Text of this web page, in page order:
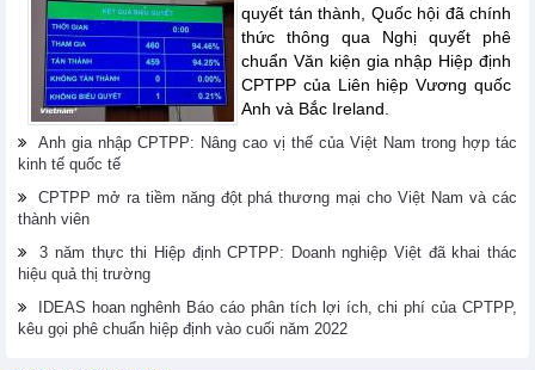
quyết tán thành, Quốc hội đã chính
thức thông qua Nghị quyết phê
chuẩn Văn kiện gia nhập Hiệp định
CPTPP của Liên hiệp Vương quốc
Anh và Bắc Ireland.
Anh gia nhập CPTPP: Nâng cao vị thế của Việt Nam trong hợp tác
kinh tế quốc tế
CPTPP mở ra tiềm năng đột phá thương mại cho Việt Nam và các
thành viên
3 năm thực thi Hiệp định CPTPP: Doanh nghiệp Việt đã khai thác
hiệu quả thị trường
IDEAS hoan nghênh Báo cáo phân tích lợi ích, chi phí của CPTPP,
kêu gọi phê chuẩn hiệp định vào cuối năm 2022